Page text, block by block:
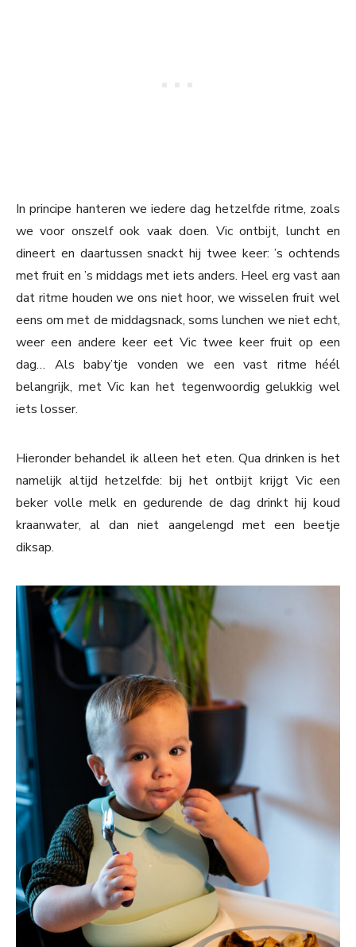
In principe hanteren we iedere dag hetzelfde ritme, zoals
we voor onszelf ook vaak doen. Vic ontbijt, luncht en
dineert en daartussen snackt hij twee keer: ’s ochtends
met fruit en ’s middags met iets anders. Heel erg vast aan
dat ritme houden we ons niet hoor, we wisselen fruit wel
eens om met de middagsnack, soms lunchen we niet echt,
weer een andere keer eet Vic twee keer fruit op een
dag… Als baby’tje vonden we een vast ritme héél
belangrijk, met Vic kan het tegenwoordig gelukkig wel
iets losser.
Hieronder behandel ik alleen het eten. Qua drinken is het
namelijk altijd hetzelfde: bij het ontbijt krijgt Vic een
beker volle melk en gedurende de dag drinkt hij koud
kraanwater, al dan niet aangelengd met een beetje
diksap.